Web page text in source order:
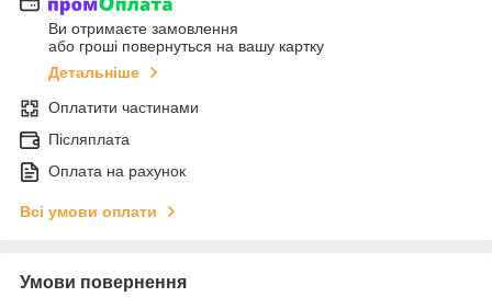
Ви отримаєте замовлення
або гроші повернуться на вашу картку
Детальніше
Оплатити частинами
Післяплата
Оплата на рахунок
Всі умови оплати
Умови повернення